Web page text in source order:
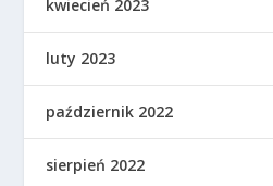
kwiecień 2023
luty 2023
październik 2022
sierpień 2022